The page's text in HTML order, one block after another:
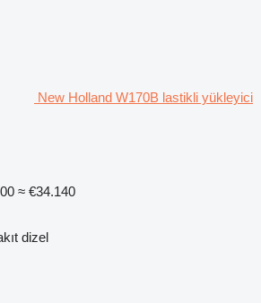
New Holland W170B lastikli yükleyici
≈ €34.140
dizel